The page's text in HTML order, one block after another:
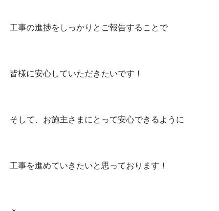
工事の進捗をしっかりとご報告することで
皆様に安心していただきたいです！
そして、お施主さまにとって安心できるように
工事を進めていきたいと思っております！